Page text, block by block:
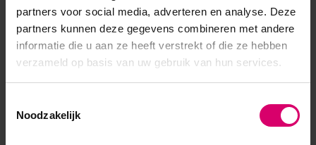
partners voor social media, adverteren en analyse. Deze
partners kunnen deze gegevens combineren met andere
informatie die u aan ze heeft verstrekt of die ze hebben
verzameld op basis van uw gebruik van hun services.
Noodzakelijk